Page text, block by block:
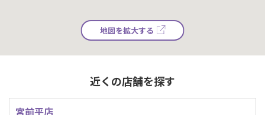
地図を拡大する
近くの店舗を探す
宮前平店